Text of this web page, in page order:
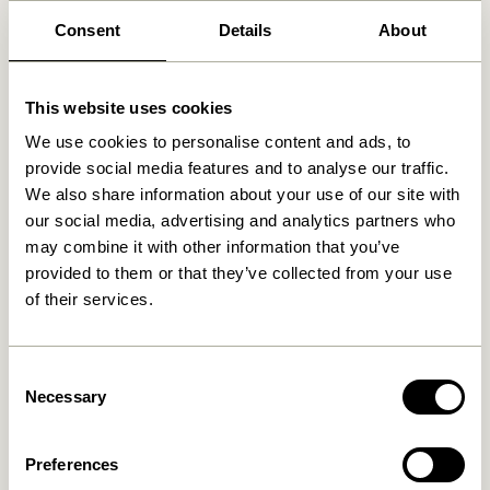
Consent Details About
This website uses cookies
We use cookies to personalise content and ads, to
provide social media features and to analyse our traffic.
We also share information about your use of our site with
our social media, advertising and analytics partners who
may combine it with other information that you’ve
provided to them or that they’ve collected from your use
of their services.
Selection
Necessary
Preferences
Relaterede varer
1.299,00kr.